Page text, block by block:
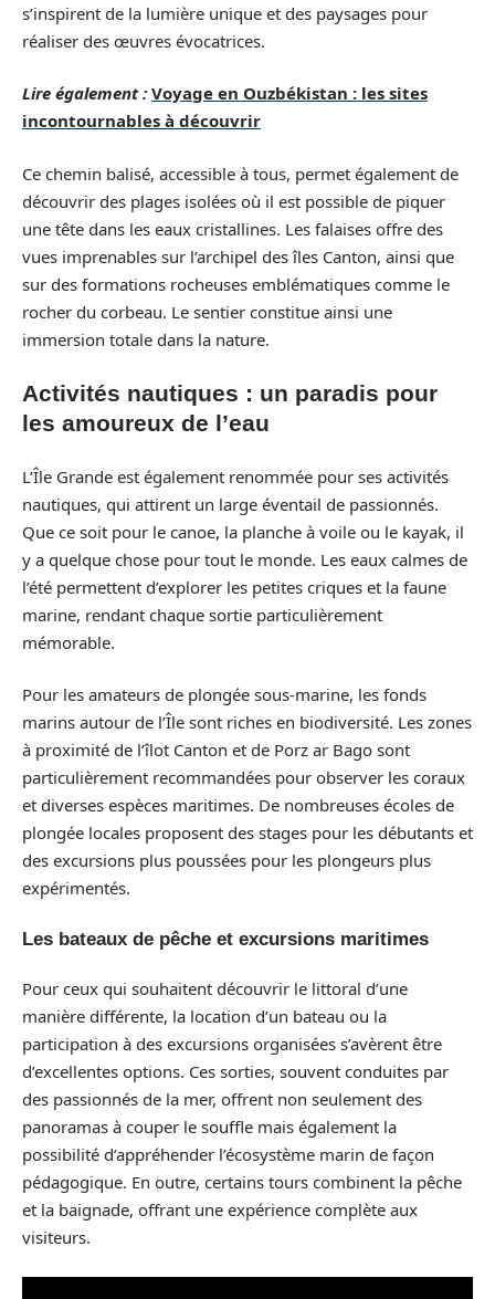
s’inspirent de la lumière unique et des paysages pour
réaliser des œuvres évocatrices.
Lire également : Voyage en Ouzbékistan : les sites
incontournables à découvrir
Ce chemin balisé, accessible à tous, permet également de
découvrir des plages isolées où il est possible de piquer
une tête dans les eaux cristallines. Les falaises offre des
vues imprenables sur l’archipel des îles Canton, ainsi que
sur des formations rocheuses emblématiques comme le
rocher du corbeau. Le sentier constitue ainsi une
immersion totale dans la nature.
Activités nautiques : un paradis pour
les amoureux de l’eau
L’Île Grande est également renommée pour ses activités
nautiques, qui attirent un large éventail de passionnés.
Que ce soit pour le canoe, la planche à voile ou le kayak, il
y a quelque chose pour tout le monde. Les eaux calmes de
l’été permettent d’explorer les petites criques et la faune
marine, rendant chaque sortie particulièrement
mémorable.
Pour les amateurs de plongée sous-marine, les fonds
marins autour de l’Île sont riches en biodiversité. Les zones
à proximité de l’îlot Canton et de Porz ar Bago sont
particulièrement recommandées pour observer les coraux
et diverses espèces maritimes. De nombreuses écoles de
plongée locales proposent des stages pour les débutants et
des excursions plus poussées pour les plongeurs plus
expérimentés.
Les bateaux de pêche et excursions maritimes
Pour ceux qui souhaitent découvrir le littoral d’une
manière différente, la location d’un bateau ou la
participation à des excursions organisées s’avèrent être
d’excellentes options. Ces sorties, souvent conduites par
des passionnés de la mer, offrent non seulement des
panoramas à couper le souffle mais également la
possibilité d’appréhender l’écosystème marin de façon
pédagogique. En outre, certains tours combinent la pêche
et la baignade, offrant une expérience complète aux
visiteurs.